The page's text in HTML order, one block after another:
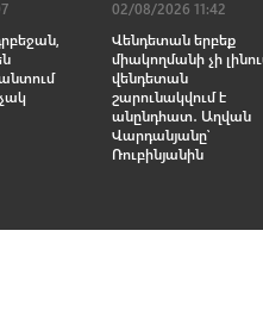
02/08/2026 11:42
Վենդետան երբեք
միակողմանի չի
վենդետան
շարունակվում է
անընդհատ․ Աղվան
Վարդանյանը՝
Ռուբինյանին